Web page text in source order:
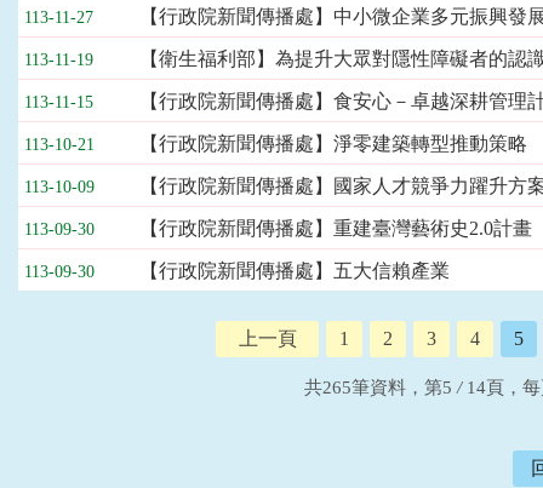
113-11-27 【行政院新聞傳播處】中小微企業多元振興發
113-11-19 【衛生福利部】為提升大眾對隱性障礙者的
113-11-15 【行政院新聞傳播處】食安心－卓越深耕管理
113-10-21 【行政院新聞傳播處】淨零建築轉型推動策略
113-10-09 【行政院新聞傳播處】國家人才競爭力躍升方
113-09-30 【行政院新聞傳播處】重建臺灣藝術史2.0計畫
113-09-30 【行政院新聞傳播處】五大信賴產業
上一頁 1 2 3 4 5
共265筆資料，第5 / 14頁，